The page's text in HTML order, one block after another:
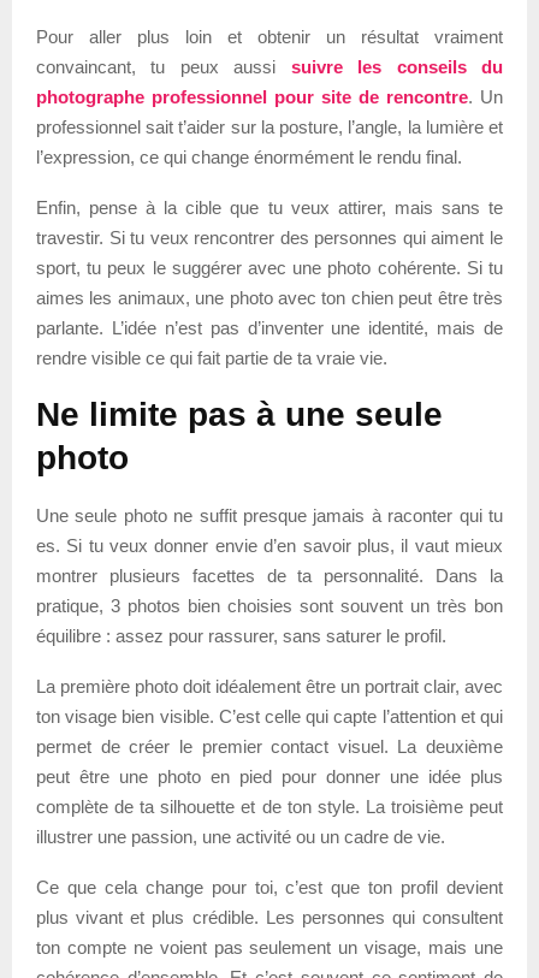
Pour aller plus loin et obtenir un résultat vraiment
convaincant, tu peux aussi suivre les conseils du
photographe professionnel pour site de rencontre. Un
professionnel sait t’aider sur la posture, l’angle, la lumière et
l’expression, ce qui change énormément le rendu final.
Enfin, pense à la cible que tu veux attirer, mais sans te
travestir. Si tu veux rencontrer des personnes qui aiment le
sport, tu peux le suggérer avec une photo cohérente. Si tu
aimes les animaux, une photo avec ton chien peut être très
parlante. L’idée n’est pas d’inventer une identité, mais de
rendre visible ce qui fait partie de ta vraie vie.
Ne limite pas à une seule
photo
Une seule photo ne suffit presque jamais à raconter qui tu
es. Si tu veux donner envie d’en savoir plus, il vaut mieux
montrer plusieurs facettes de ta personnalité. Dans la
pratique, 3 photos bien choisies sont souvent un très bon
équilibre : assez pour rassurer, sans saturer le profil.
La première photo doit idéalement être un portrait clair, avec
ton visage bien visible. C’est celle qui capte l’attention et qui
permet de créer le premier contact visuel. La deuxième
peut être une photo en pied pour donner une idée plus
complète de ta silhouette et de ton style. La troisième peut
illustrer une passion, une activité ou un cadre de vie.
Ce que cela change pour toi, c’est que ton profil devient
plus vivant et plus crédible. Les personnes qui consultent
ton compte ne voient pas seulement un visage, mais une